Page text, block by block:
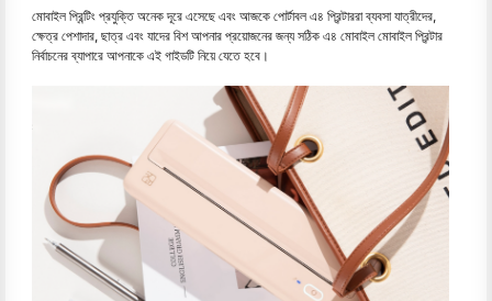
মোবাইল প্রিন্টিং প্রযুক্তি অনেক দূরে এসেছে এবং আজকে পোর্টাবল এ৪ প্রিন্টাররা ব্যবসা যাত্রীদের,
ক্ষেত্র পেশাদার, ছাত্র এবং যাদের বিশ আপনার প্রয়োজনের জন্য সঠিক এ৪ মোবাইল মোবাইল প্রিন্টার
নির্বাচনের ব্যাপারে আপনাকে এই গাইডটি নিয়ে যেতে হবে।